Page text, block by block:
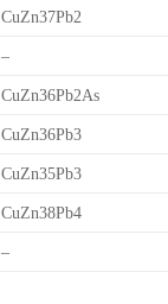
CuZn37Pb2
–
CuZn36Pb2As
CuZn36Pb3
CuZn35Pb3
CuZn38Pb4
–